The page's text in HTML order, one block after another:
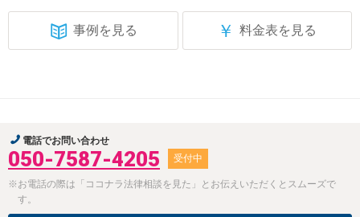
事例を見る ￥ 料金表を見る
電話でお問い合わせ
050-7587-4205 受付中
※お電話の際は「ココナラ法律相談を見た」とお伝えいただくとスムーズで
す。